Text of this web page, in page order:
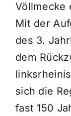
Völlmecke
Mit der
des 3.
dem
sich die
fast 150